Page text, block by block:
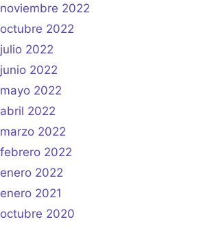
noviembre 2022
octubre 2022
julio 2022
junio 2022
mayo 2022
abril 2022
marzo 2022
febrero 2022
enero 2022
enero 2021
octubre 2020